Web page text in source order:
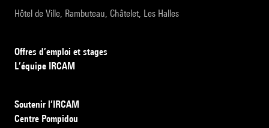
Hôtel de Ville, Rambuteau, Châtelet, Les Halles
Offres d’emploi et stages
L’équipe IRCAM
Soutenir l’IRCAM
Centre Pompidou